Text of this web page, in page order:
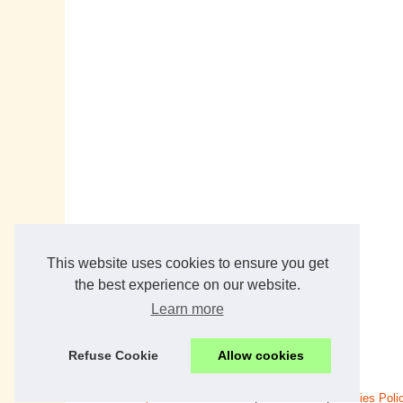
This website uses cookies to ensure you get
the best experience on our website.
Learn more
Refuse Cookie Allow cookies
Cookies